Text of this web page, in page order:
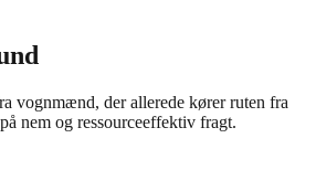
vognmænd, der allerede kører ruten fra
nem og ressourceeffektiv fragt.